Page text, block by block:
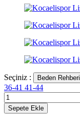
Seçiniz : Beden Rehberi
36-41 41-44
Sepete Ekle